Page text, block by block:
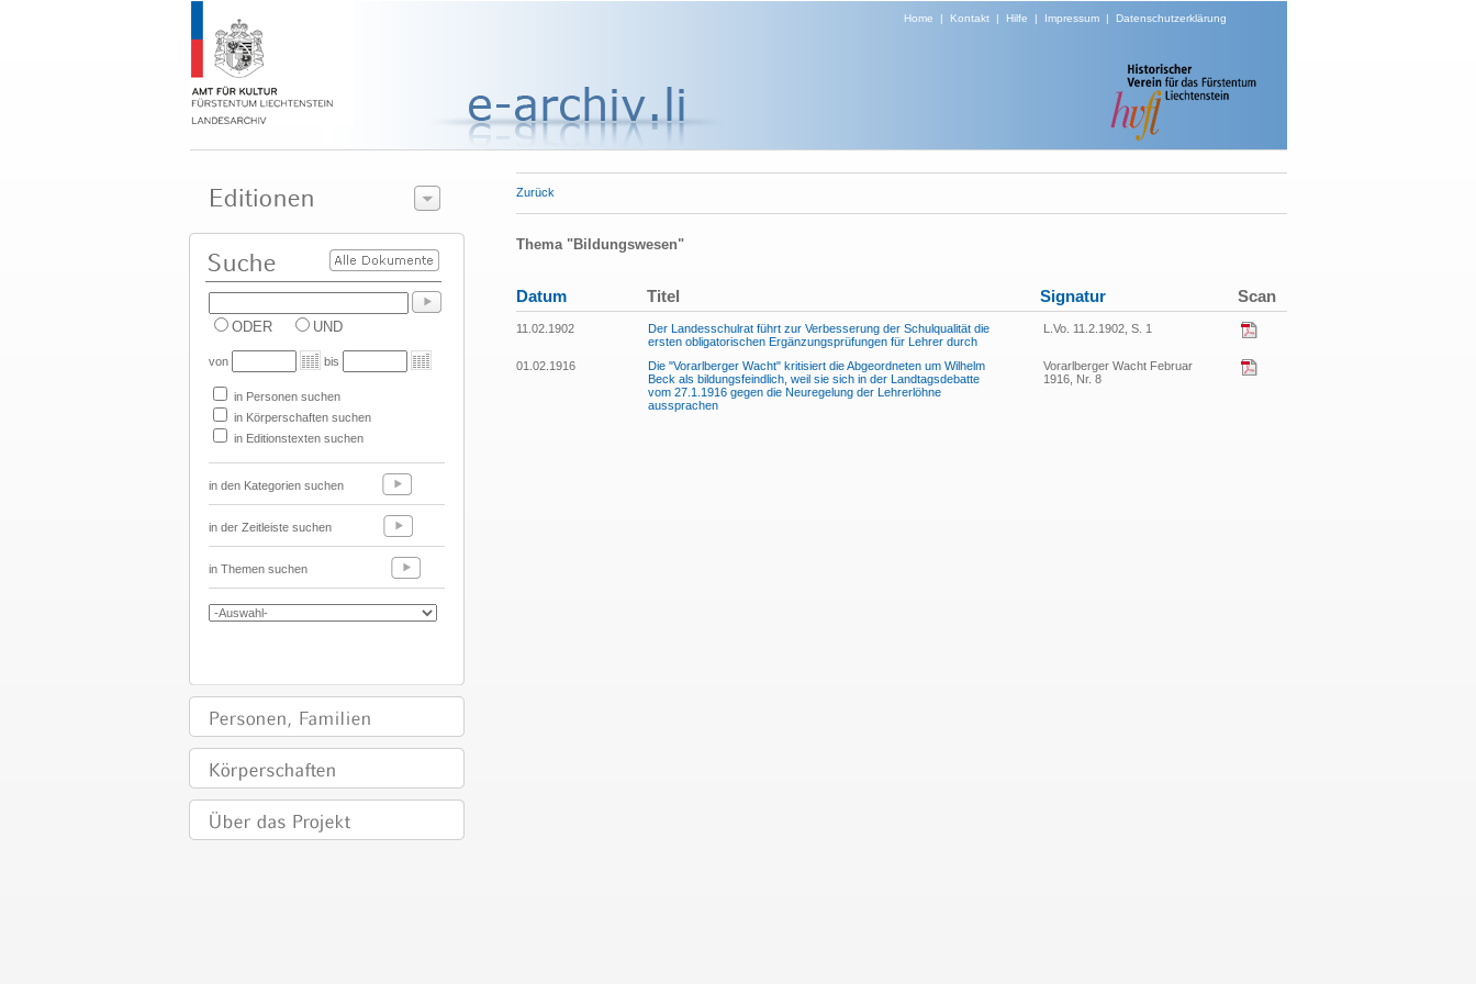
Home | Kontakt| Hilfe | Impressum| Datenschutzerklärung
ODER UND
von bis
in Personen suchen
in Körperschaften suchen
in Editionstexten suchen
in den Kategorien suchen
in der Zeitleiste suchen
in Themen suchen
Zurück
Thema "Bildungswesen"
Datum Titel Signatur Scan
11.02.1902
Der Landesschulrat führt zur Verbesserung der Schulqualität die
ersten obligatorischen Ergänzungsprüfungen für Lehrer durch
L.Vo. 11.2.1902, S. 1
01.02.1916
Die "Vorarlberger Wacht" kritisiert die Abgeordneten um Wilhelm
Beck als bildungsfeindlich, weil sie sich in der Landtagsdebatte
vom 27.1.1916 gegen die Neuregelung der Lehrerlöhne
aussprachen
Vorarlberger Wacht Februar
1916, Nr. 8